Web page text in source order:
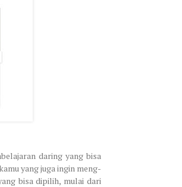
daring yang bisa
yang juga ingin meng-
bisa dipilih, mulai dari